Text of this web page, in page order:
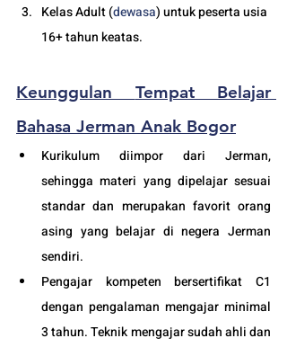
Kelas Adult (dewasa) untuk peserta usia
16+ tahun keatas.
Keunggulan Tempat Belajar
Bahasa Jerman Anak Bogor
Kurikulum diimpor dari Jerman,
sehingga materi yang dipelajar sesuai
standar dan merupakan favorit orang
asing yang belajar di negera Jerman
sendiri.
Pengajar kompeten bersertifikat C1
dengan pengalaman mengajar minimal
3 tahun. Teknik mengajar sudah ahli dan